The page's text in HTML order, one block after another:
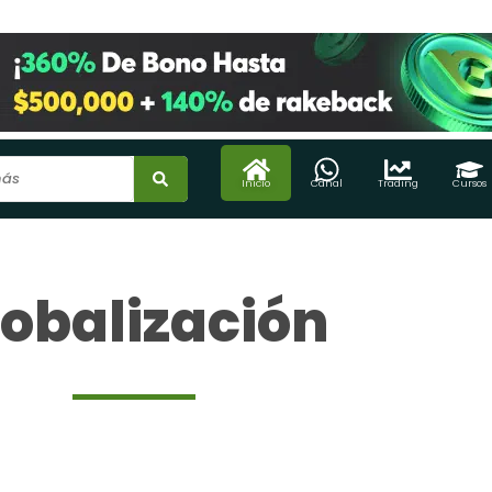
Inicio Canal Trading Cursos